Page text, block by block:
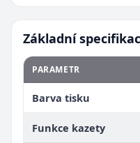
Základní
PARAMETR
Barva tisku
Funkce kazety